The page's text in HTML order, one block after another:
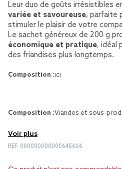
Leur duo de goûts irrésistibles
variée et savoureuse, parfaite
stimuler le plaisir de votre
Le sachet généreux de 200 g
économique et pratique, idéal
des friandises plus longtemps.
Composition :ici
Composition :Viandes et sous-
Voir plus
REF. 000000000000645606